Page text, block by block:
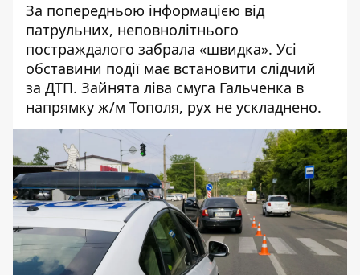
За попередньою інформацією від
патрульних, неповнолітнього
постраждалого забрала «швидка». Усі
обставини події має встановити слідчий
за ДТП. Зайнята ліва смуга Гальченка в
напрямку ж/м Тополя, рух не ускладнено.